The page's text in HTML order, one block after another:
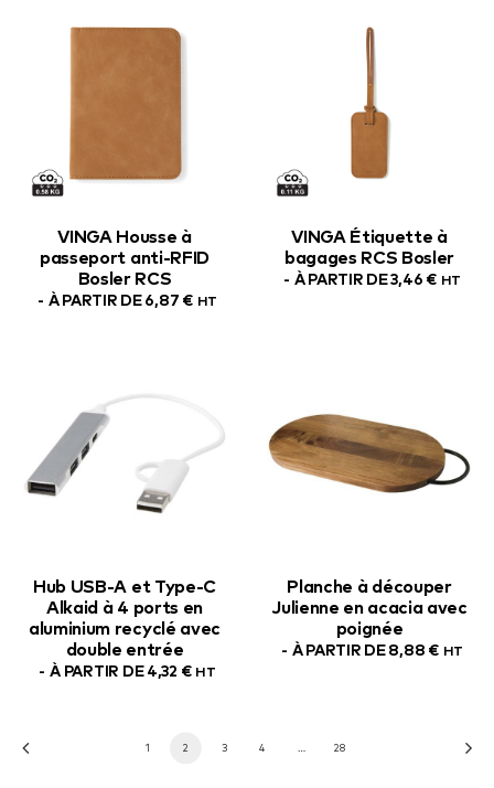
VINGA Housse à
passeport anti-RFID
Bosler RCS
À PARTIR DE6,87 € HT
VINGA Étiquette à
bagages RCS Bosler
À PARTIR DE3,46 € HT
Hub USB-A et Type-C
Alkaid à 4 ports en
aluminium recyclé avec
double entrée
À PARTIR DE4,32 € HT
Planche à découper
Julienne en acacia avec
poignée
À PARTIR DE8,88 € HT
1 2 3 4 28